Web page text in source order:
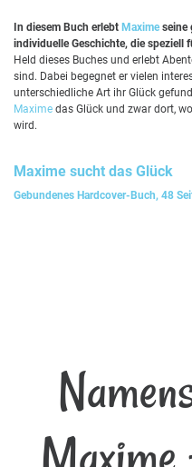
In diesem Buch erlebt Maximeseine
individuelle Geschichte, die speziell
Held dieses Buches und erlebt
sind. Dabei begegnet er vielen
unterschiedliche Art ihr Glück
Maxime das Glück und zwar dort,
wird.
Maxime sucht das Glück
Gebundenes Hardcover-Buch, 48